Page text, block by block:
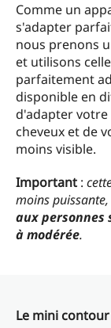
Comme un
s'adapter
nous prenons
et utilisons
parfaitement
disponible en
d'adapter votre
cheveux et de
moins visible.
Important :
moins
aux
à modérée.
Le mini